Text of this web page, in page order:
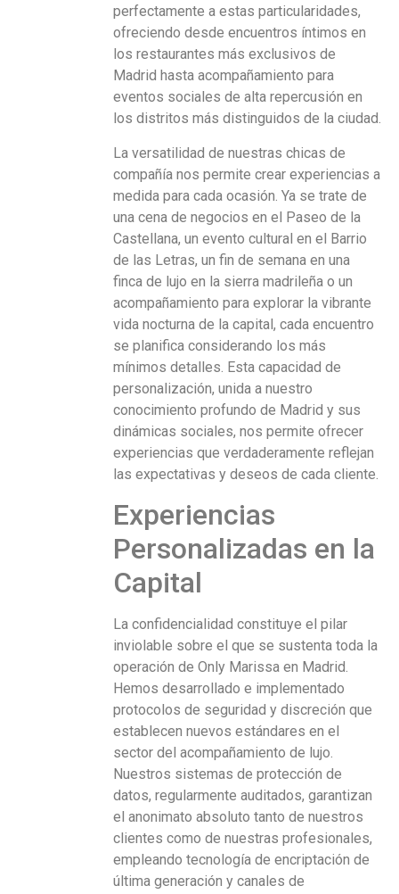
perfectamente a estas particularidades,
ofreciendo desde encuentros íntimos en
los restaurantes más exclusivos de
Madrid hasta acompañamiento para
eventos sociales de alta repercusión en
los distritos más distinguidos de la ciudad.
La versatilidad de nuestras chicas de
compañía nos permite crear experiencias a
medida para cada ocasión. Ya se trate de
una cena de negocios en el Paseo de la
Castellana, un evento cultural en el Barrio
de las Letras, un fin de semana en una
finca de lujo en la sierra madrileña o un
acompañamiento para explorar la vibrante
vida nocturna de la capital, cada encuentro
se planifica considerando los más
mínimos detalles. Esta capacidad de
personalización, unida a nuestro
conocimiento profundo de Madrid y sus
dinámicas sociales, nos permite ofrecer
experiencias que verdaderamente reflejan
las expectativas y deseos de cada cliente.
Experiencias
Personalizadas en la
Capital
La confidencialidad constituye el pilar
inviolable sobre el que se sustenta toda la
operación de Only Marissa en Madrid.
Hemos desarrollado e implementado
protocolos de seguridad y discreción que
establecen nuevos estándares en el
sector del acompañamiento de lujo.
Nuestros sistemas de protección de
datos, regularmente auditados, garantizan
el anonimato absoluto tanto de nuestros
clientes como de nuestras profesionales,
empleando tecnología de encriptación de
última generación y canales de